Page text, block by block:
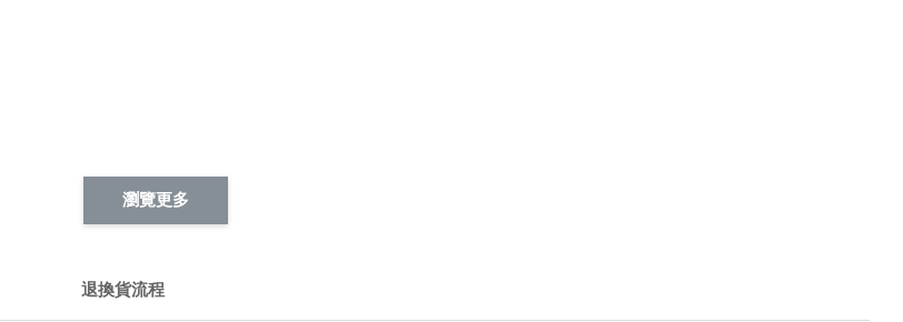
瀏覽更多
退換貨流程